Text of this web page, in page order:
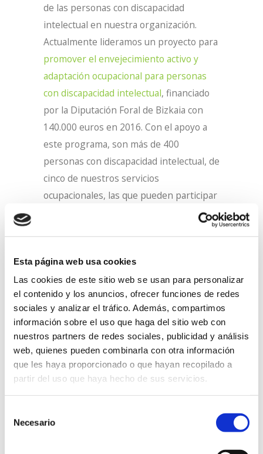
Esta página web usa cookies
Las cookies de este sitio web se usan para personalizar
el contenido y los anuncios, ofrecer funciones de redes
sociales y analizar el tráfico. Además, compartimos
información sobre el uso que haga del sitio web con
nuestros partners de redes sociales, publicidad y análisis
web, quienes pueden combinarla con otra información
que les haya proporcionado o que hayan recopilado a
partir del uso que haya hecho de sus servicios.
Necesario
de las personas con discapacidad
intelectual en nuestra organización.
Actualmente lideramos un proyecto para
promover el envejecimiento activo y
adaptación ocupacional para personas
con discapacidad intelectual, financiado
por la Diputación Foral de Bizkaia con
140.000 euros en 2016. Con el apoyo a
este programa, son más de 400
personas con discapacidad intelectual, de
cinco de nuestros servicios
ocupacionales, las que pueden participar
en el proyecto junto a 40 profesionales.
Puedes profundizar en los antecedentes
de este proyecto leyendo nuestras
publicaciones sobre envejecimiento:
Deterioro y envejecimiento de las
personas con discapacidad
intelectual en el servicio ocupacional
y en el Centro especial de Empleo de
Lantegi Batuak (2013).